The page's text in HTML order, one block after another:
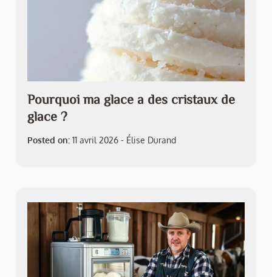
Pourquoi ma glace a des cristaux de
glace ?
Posted on: 11 avril 2026 - Élise Durand